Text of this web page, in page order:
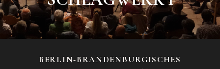
BERLIN-BRANDENBURGISCHES